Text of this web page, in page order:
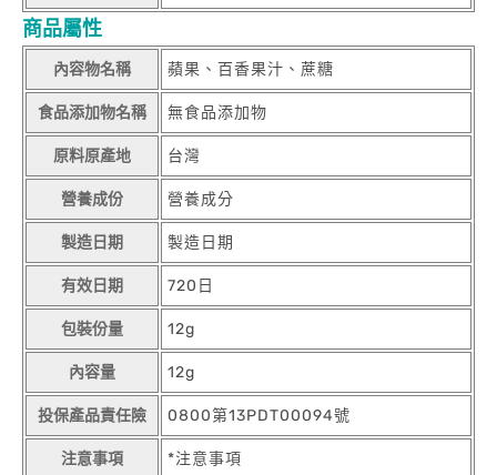
商品屬性
內容物名稱 蘋果、百香果汁、蔗糖
食品添加物名稱 無食品添加物
原料原產地 台灣
營養成份 營養成分
製造日期 製造日期
有效日期 720日
包裝份量 12g
內容量 12g
投保產品責任險 0800第13PDT00094號
注意事項 *注意事項